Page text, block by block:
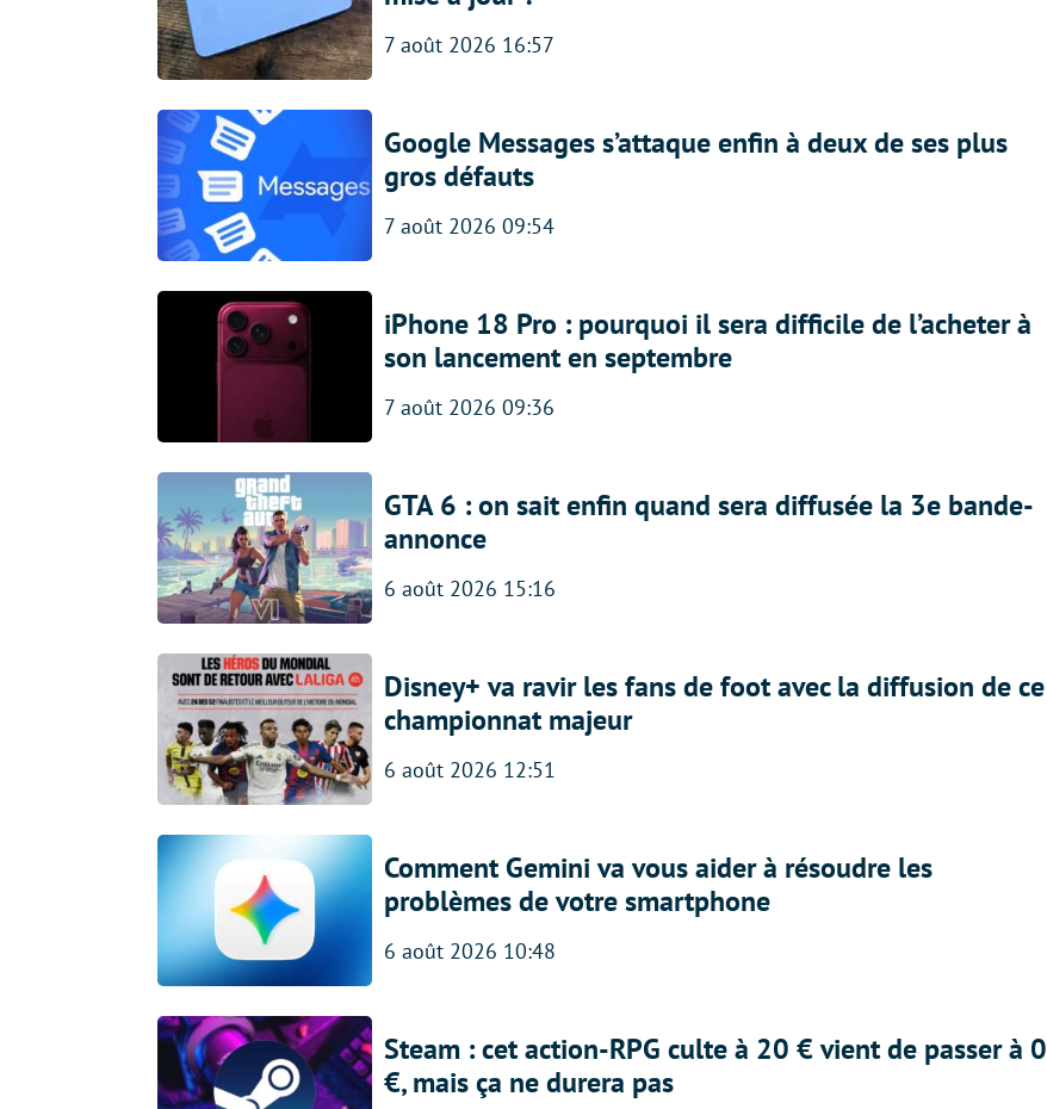
7 août 2026 16:57
Google Messages s’attaque enfin à deux de ses plus
gros défauts
7 août 2026 09:54
iPhone 18 Pro : pourquoi il sera difficile de l’acheter à
son lancement en septembre
7 août 2026 09:36
GTA 6 : on sait enfin quand sera diffusée la 3e bande-
annonce
6 août 2026 15:16
Disney+ va ravir les fans de foot avec la diffusion de ce
championnat majeur
6 août 2026 12:51
Comment Gemini va vous aider à résoudre les
problèmes de votre smartphone
6 août 2026 10:48
Steam : cet action-RPG culte à 20 € vient de passer à 0
€, mais ça ne durera pas